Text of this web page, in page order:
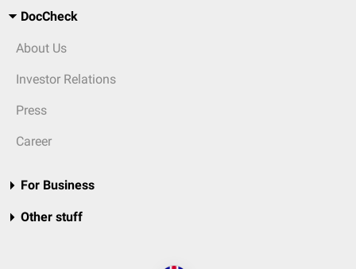
DocCheck
About Us
Investor Relations
Press
Career
For Business
Other stuff